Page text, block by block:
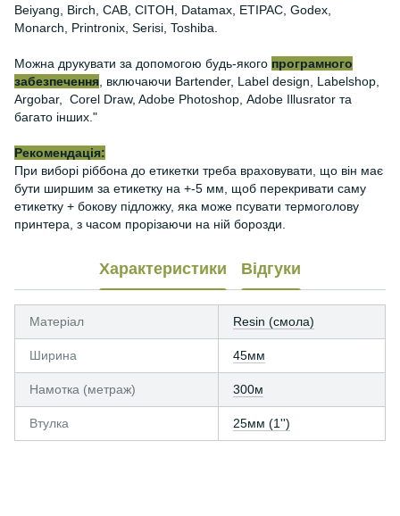
Beiyang, Birch, CAB, CITOH, Datamax, ETIPAC, Godex,
Monarch, Printronix, Serisi, Toshiba.
Можна друкувати за допомогою будь-якого програмного
забезпечення , включаючи Bartender, Label design, Labelshop,
Argobar, Corel Draw, Adobe Photoshop, Adobe Illusrator та
багато інших."
Рекомендація:
При виборі ріббона до етикетки треба враховувати, що він має
бути ширшим за етикетку на +-5 мм, щоб перекривати саму
етикетку + бокову підложку, яка може псувати термоголову
принтера, з часом прорізаючи на ній борозди.
Характеристики Відгуки
Матеріал Resin (смола)
Ширина 45мм
Намотка (метраж) 300м
Втулка 25мм (1'')